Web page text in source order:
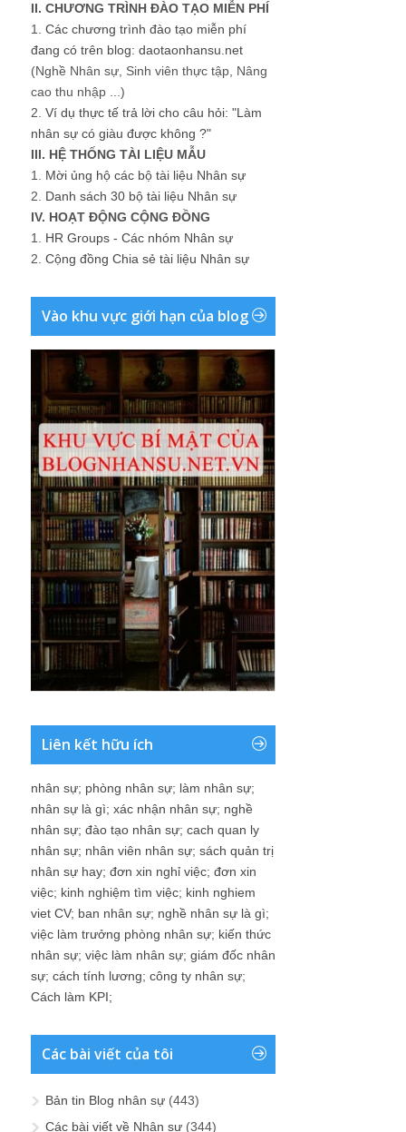
II. CHƯƠNG TRÌNH ĐÀO TẠO MIỄN PHÍ
1. Các chương trình đào tạo miễn phí
đang có trên blog: daotaonhansu.net
(Nghề Nhân sự, Sinh viên thực tập, Nâng
cao thu nhập ...)
2. Ví dụ thực tế trả lời cho câu hỏi: "Làm
nhân sự có giàu được không ?"
III. HỆ THỐNG TÀI LIỆU MẪU
1. Mời ủng hộ các bộ tài liệu Nhân sự
2. Danh sách 30 bộ tài liệu Nhân sự
IV. HOẠT ĐỘNG CỘNG ĐỒNG
1. HR Groups - Các nhóm Nhân sự
2. Cộng đồng Chia sẻ tài liệu Nhân sự
Vào khu vực giới hạn của blog
Liên kết hữu ích
nhân sự; phòng nhân sự; làm nhân sự;
nhân sự là gì; xác nhận nhân sự; nghề
nhân sự; đào tạo nhân sự; cach quan ly
nhân sự; nhân viên nhân sự; sách quản trị
nhân sự hay; đơn xin nghỉ việc; đơn xin
việc; kinh nghiệm tìm việc; kinh nghiem
viet CV; ban nhân sự; nghề nhân sự là gì;
việc làm trưởng phòng nhân sự; kiến thức
nhân sự; việc làm nhân sự; giám đốc nhân
sự; cách tính lương; công ty nhân sự;
Cách làm KPI;
Các bài viết của tôi
Bản tin Blog nhân sự (443)
Các bài viết về Nhân sự (344)